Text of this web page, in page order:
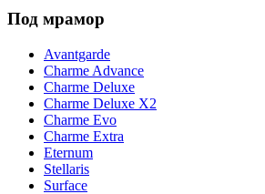
Под мрамор
Avantgarde
Charme Advance
Charme Deluxe
Charme Deluxe X2
Charme Evo
Charme Extra
Eternum
Stellaris
Surface